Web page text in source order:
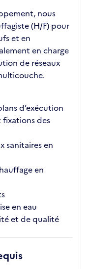
nous
(H/F) pour
et en
en charge
de réseaux
d’exécution
fixations des
sanitaires en
en
en eau
et de qualité